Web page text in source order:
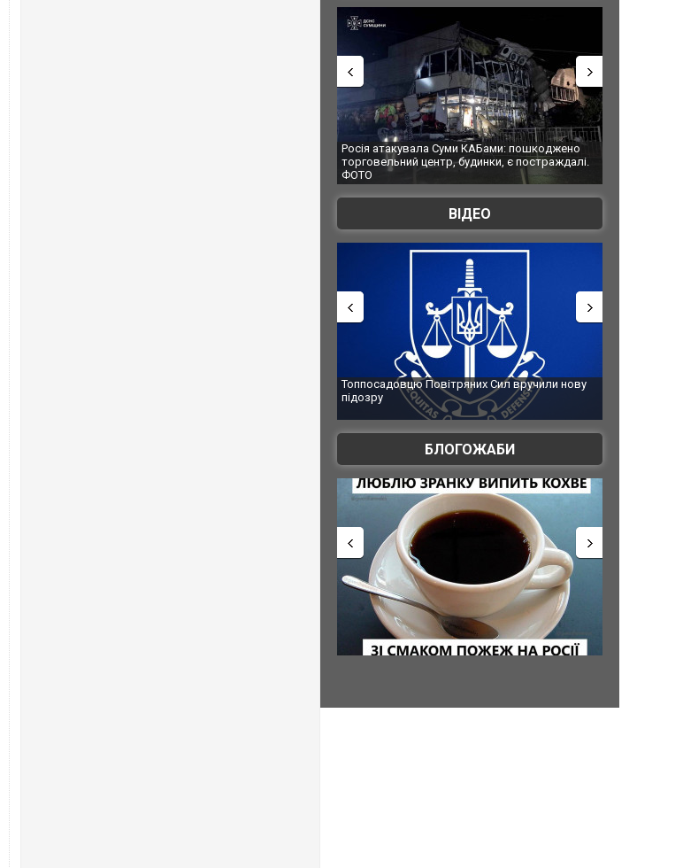
Росія атакувала Суми КАБами: пошкоджено
торговельний центр, будинки, є постраждалі.
Українські надзвичайники врятували
під час ліквідації масштабної лісової
ВІДЕО
Топпосадовцю Повітряних Сил вручили нову
Сили оборони уразили Ярославський НПЗ:
губернатор регіону заявив про
атаку. ВІДЕО
БЛОГОЖАБИ